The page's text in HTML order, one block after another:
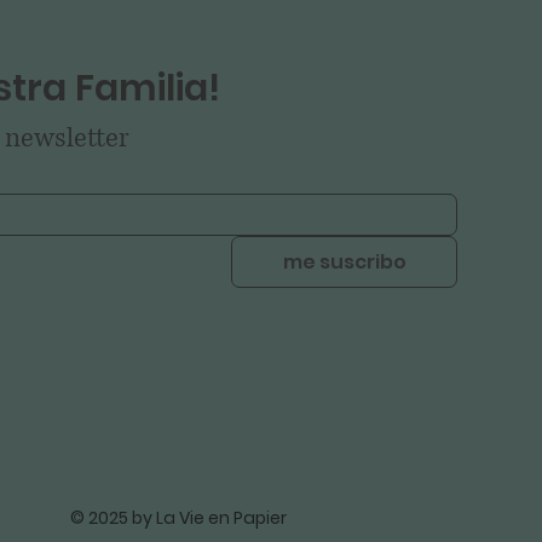
Familia!
me suscribo
© 2025 by La Vie en Papier